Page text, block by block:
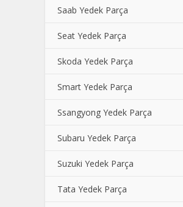
Saab Yedek Parça
Seat Yedek Parça
Skoda Yedek Parça
Smart Yedek Parça
Ssangyong Yedek Parça
Subaru Yedek Parça
Suzuki Yedek Parça
Tata Yedek Parça